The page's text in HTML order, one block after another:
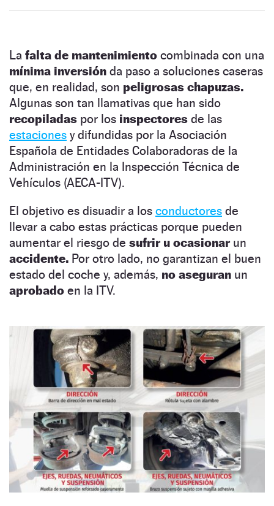
La falta de mantenimiento combinada con una
mínima inversión da paso a soluciones caseras
que, en realidad, son peligrosas chapuzas.
Algunas son tan llamativas que han sido
recopiladas por los inspectores de las
estaciones y difundidas por la Asociación
Española de Entidades Colaboradoras de la
Administración en la Inspección Técnica de
Vehículos (AECA-ITV).
El objetivo es disuadir a los conductores de
llevar a cabo estas prácticas porque pueden
aumentar el riesgo de sufrir u ocasionar un
accidente. Por otro lado, no garantizan el buen
estado del coche y, además, no aseguran un
aprobado en la ITV.